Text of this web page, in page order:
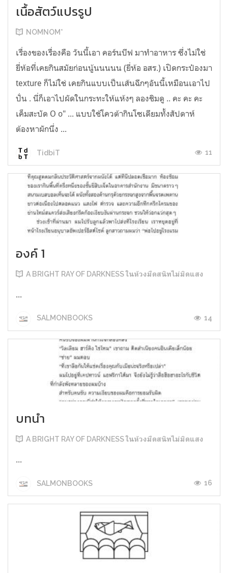
เนื้อสัตว์แปรรูป
NOMNOM*
เรื่องของเรื่องคือ วันนี้เอา คอร์นบีฟ มาทำอาหาร ซึ่งไม่ใช่
ยี่ห้อที่เคยกินสมัยก่อนนู้นนนนน (ยี่ห้อ อสร.) เปิดกระป๋องมา
texture ก็ไม่ใช่ เคยกินแบบเป็นเส้นฉีกๆอันนี้เหมือนเอาไป
ปั่น . นี่ก็เอาไปผัดในกระทะให้แห้งๆ ลองชิมดู .. คะ คะ คะ
เค็มสะบัด O o" ... แบบใช้โควต้ากินโซเดียมทั้งสัปดาห์
ต้องหาผักนึ่ง ...
TidbiT 11
องค์ 1
A BRIGHT RAY OF DARKNESS ในห้วงมืดสนิทไม่มิดแสง
...
SALMONBOOKS 14
บทนำ
A BRIGHT RAY OF DARKNESS ในห้วงมืดสนิทไม่มิดแสง
...
SALMONBOOKS 16